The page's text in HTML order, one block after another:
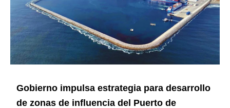
Gobierno impulsa estrategia para desarrollo
de zonas de influencia del Puerto de